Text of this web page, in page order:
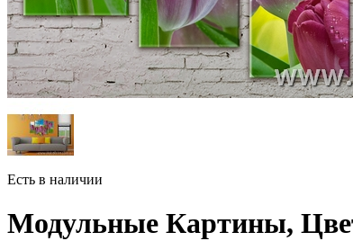
Есть в наличии
Модульные Картины,